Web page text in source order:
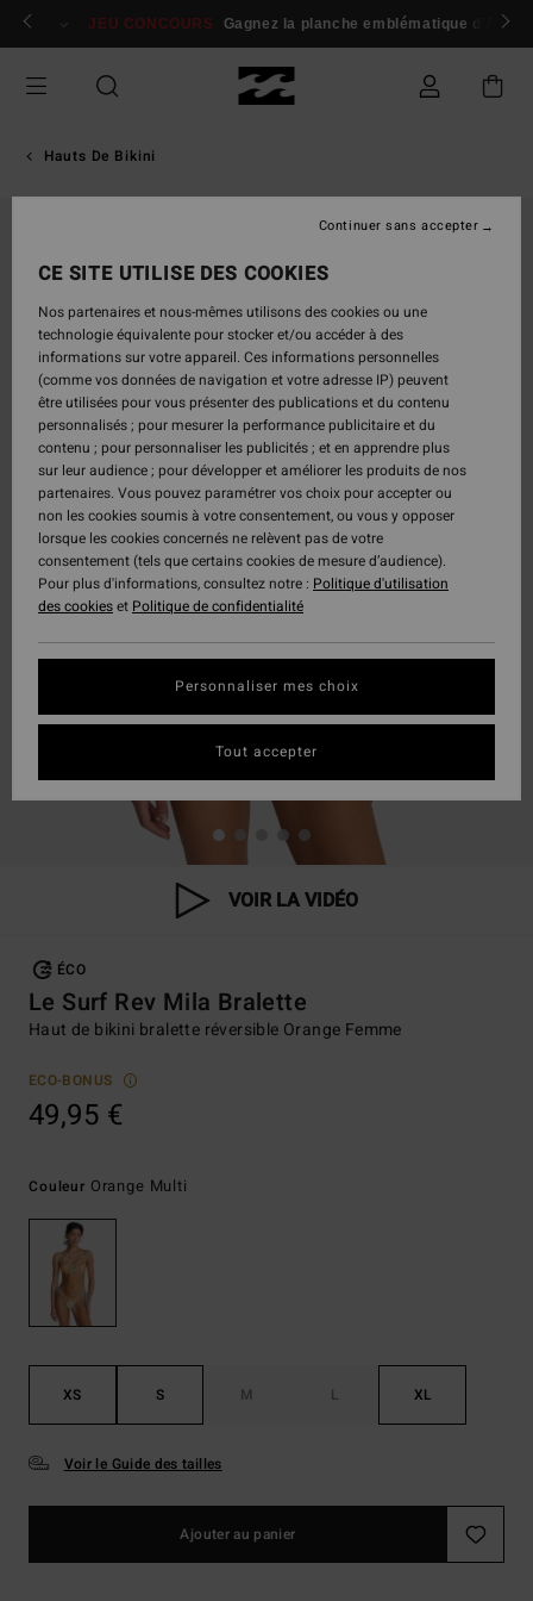
Passer
Se connecter / s'inscrire
JEU CONCOURS Gagnez la planche emblématique d'Andy
Hauts De Bikini
VOIR LA VIDÉO
ÉCO
Le Surf Rev Mila Bralette
Haut de bikini bralette réversible Orange Femme
ECO-BONUS
49,95 €
Couleur Orange Multi
XS S M L XL
Voir le Guide des tailles
Ajouter au panier
CE SITE UTILISE DES COOKIES
Nos partenaires et nous-mêmes utilisons des cookies ou une
technologie équivalente pour stocker et/ou accéder à des
informations sur votre appareil. Ces informations personnelles
(comme vos données de navigation et votre adresse IP) peuvent
être utilisées pour vous présenter des publications et du contenu
personnalisés ; pour mesurer la performance publicitaire et du
contenu ; pour personnaliser les publicités ; et en apprendre plus
sur leur audience ; pour développer et améliorer les produits de nos
partenaires. Vous pouvez paramétrer vos choix pour accepter ou
non les cookies soumis à votre consentement, ou vous y opposer
lorsque les cookies concernés ne relèvent pas de votre
consentement (tels que certains cookies de mesure d’audience).
Pour plus d'informations, consultez notre : Politique d'utilisation
des cookieset Politique de confidentialité
Personnaliser mes choix
Continuer sans accepter
Tout accepter